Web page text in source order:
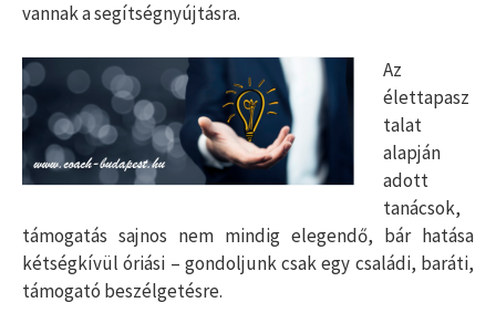
vannak a segítségnyújtásra.
Az
élettapasz
talat
alapján
adott
tanácsok,
támogatás sajnos nem mindig elegendő, bár hatása
kétségkívül óriási – gondoljunk csak egy családi, baráti,
támogató beszélgetésre.